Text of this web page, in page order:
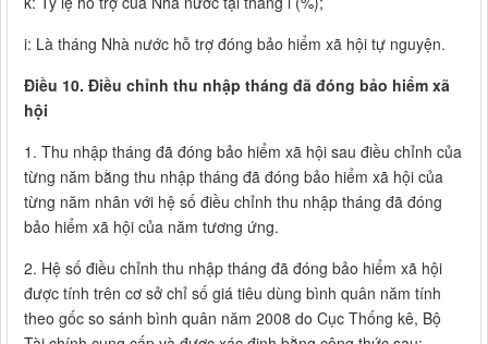
i: Là tháng Nhà nước hỗ trợ đóng bảo hiểm xã hội tự nguyện.
Điều 10. Điều chỉnh thu nhập tháng đã đóng bảo hiểm xã
hội
1. Thu nhập tháng đã đóng bảo hiểm xã hội sau điều chỉnh của
từng năm bằng thu nhập tháng đã đóng bảo hiểm xã hội của
từng năm nhân với hệ số điều chỉnh thu nhập tháng đã đóng
bảo hiểm xã hội của năm tương ứng.
2. Hệ số điều chỉnh thu nhập tháng đã đóng bảo hiểm xã hội
được tính trên cơ sở chỉ số giá tiêu dùng bình quân năm tính
theo gốc so sánh bình quân năm 2008 do Cục Thống kê, Bộ